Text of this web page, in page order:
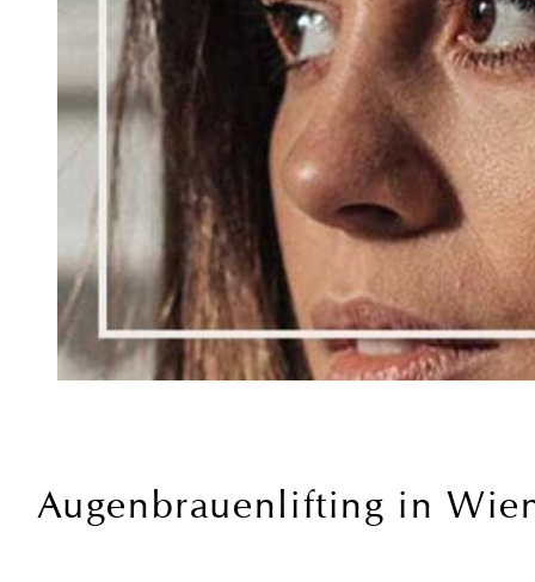
Augenbrauenlifting in